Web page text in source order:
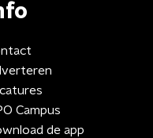
Campus
de app